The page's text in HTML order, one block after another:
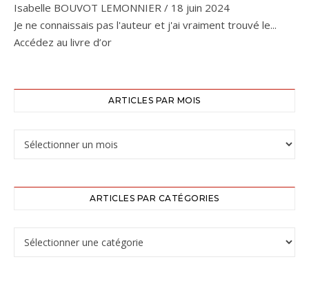
Isabelle BOUVOT LEMONNIER / 18 juin 2024
Je ne connaissais pas l'auteur et j'ai vraiment trouvé le...
Accédez au livre d’or
ARTICLES PAR MOIS
ARTICLES PAR CATÉGORIES